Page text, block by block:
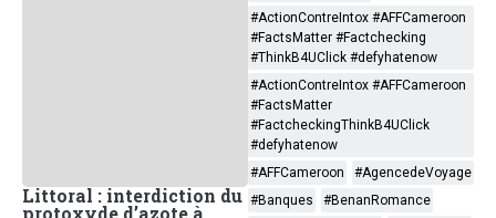
Littoral : interdiction du
protoxyde d’azote à
Face aux dérives
sociales, la
#ActionContreIntox #AFFCameroon
#FactsMatter #Factchecking
#ThinkB4UClick #defyhatenow
#ActionContreIntox #AFFCameroon
#FactsMatter
#FactcheckingThinkB4UClick
#defyhatenow
#AFFCameroon
#AgencedeVoyage
#Banques
#BenanRomance